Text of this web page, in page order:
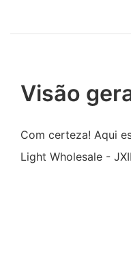
Visão
Com certeza! Aqui
Light Wholesale -